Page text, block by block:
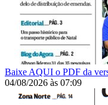
Baixe AQUI o PDF da
04/08/2026 às 07:09